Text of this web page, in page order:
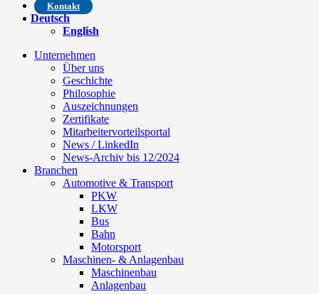
Kontakt
Deutsch
English
Unternehmen
Über uns
Geschichte
Philosophie
Auszeichnungen
Zertifikate
Mitarbeitervorteilsportal
News / LinkedIn
News-Archiv bis 12/2024
Branchen
Automotive & Transport
PKW
LKW
Bus
Bahn
Motorsport
Maschinen- & Anlagenbau
Maschinenbau
Anlagenbau